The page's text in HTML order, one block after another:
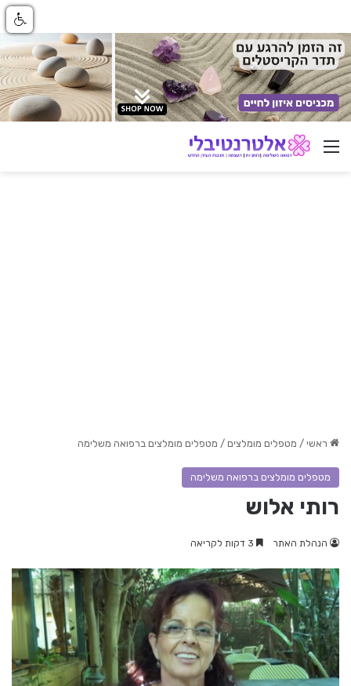
ניווט באתר
ראשי / מטפלים מומלצים / מטפלים מומלצים ברפואה משלימה
מטפלים מומלצים ברפואה משלימה
רותי אלוש
הנהלת האתר